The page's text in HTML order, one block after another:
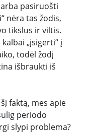
pasiruošti
nėra tas žodis,
tikslus ir viltis.
„įsigerti“ į
todėl žodį
išbraukti iš
faktą, mes apie
periodo
slypi problema?